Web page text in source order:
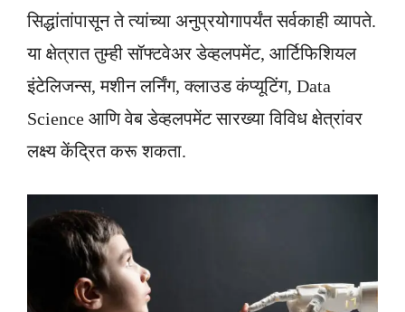
सिद्धांतांपासून ते त्यांच्या अनुप्रयोगापर्यंत सर्वकाही व्यापते.
या क्षेत्रात तुम्ही सॉफ्टवेअर डेव्हलपमेंट, आर्टिफिशियल
इंटेलिजन्स, मशीन लर्निंग, क्लाउड कंप्यूटिंग, Data
Science आणि वेब डेव्हलपमेंट सारख्या विविध क्षेत्रांवर
लक्ष्य केंद्रित करू शकता.